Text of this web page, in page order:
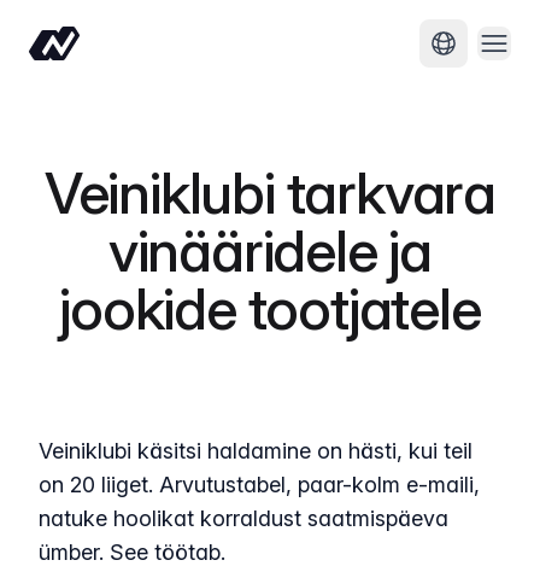
MuudaAva
Veiniklubi tarkvara
vinääridele ja
jookide tootjatele
Veiniklubi käsitsi haldamine on hästi, kui teil
on 20 liiget. Arvutustabel, paar-kolm e-maili,
natuke hoolikat korraldust saatmispäeva
ümber. See töötab.